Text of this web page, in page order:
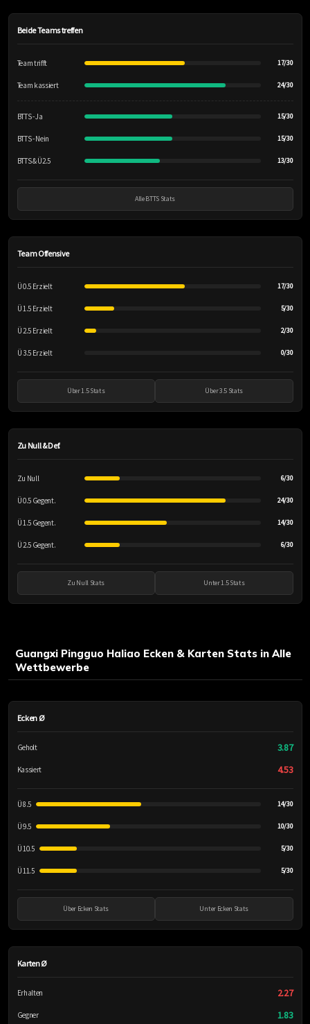
Beide Teams treffen
Team trifft 17/30
Team kassiert 24/30
BTTS - Ja 15/30
BTTS - Nein 15/30
BTTS & Ü2.5 13/30
Alle BTTS Stats
Team Offensive
Ü 0.5 Erzielt 17/30
Ü 1.5 Erzielt 5/30
Ü 2.5 Erzielt 2/30
Ü 3.5 Erzielt 0/30
Über 1.5 Stats Über 3.5 Stats
Zu Null & Def.
Zu Null 6/30
Ü 0.5 Gegent. 24/30
Ü 1.5 Gegent. 14/30
Ü 2.5 Gegent. 6/30
Zu Null Stats Unter 1.5 Stats
Guangxi Pingguo Haliao Ecken & Karten Stats in Alle
Wettbewerbe
Ecken Ø
Geholt 3.87
Kassiert 4.53
Ü 8.5 14/30
Ü 9.5 10/30
Ü 10.5 5/30
Ü 11.5 5/30
Über Ecken Stats Unter Ecken Stats
Karten Ø
Erhalten 2.27
Gegner 1.83